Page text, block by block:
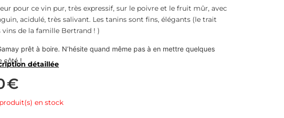
pour ce vin pur, très expressif, sur le poivre et le fruit mûr, avec
acidulé, très salivant. Les tanins sont fins, élégants (le trait
vins de la famille Bertrand ! )
prêt à boire. N’hésite quand même pas à en mettre quelques
côté !
détaillée
€
en stock